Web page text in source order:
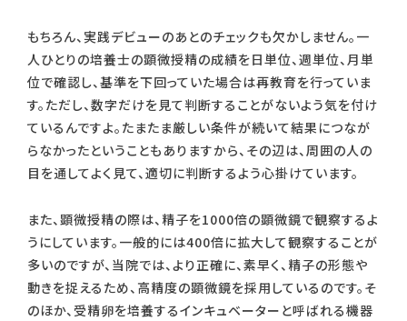
もちろん、実践デビューのあとのチェックも欠かしません。一
人ひとりの培養士の顕微授精の成績を日単位、週単位、月単
位で確認し、基準を下回っていた場合は再教育を行っていま
す。ただし、数字だけを見て判断することがないよう気を付け
ているんですよ。たまたま厳しい条件が続いて結果につなが
らなかったということもありますから、その辺は、周囲の人の
目を通してよく見て、適切に判断するよう心掛けています。
また、顕微授精の際は、精子を1000倍の顕微鏡で観察するよ
うにしています。一般的には400倍に拡大して観察することが
多いのですが、当院では、より正確に、素早く、精子の形態や
動きを捉えるため、高精度の顕微鏡を採用しているのです。そ
のほか、受精卵を培養するインキュベーターと呼ばれる機器